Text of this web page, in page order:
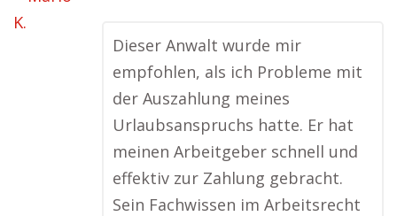
Dieser Anwalt wurde mir
empfohlen, als ich Probleme mit
der Auszahlung meines
Urlaubsanspruchs hatte. Er hat
meinen Arbeitgeber schnell und
effektiv zur Zahlung gebracht.
Sein Fachwissen im Arbeitsrecht